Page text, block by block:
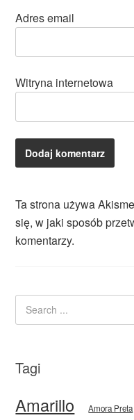
Adres email
Witryna internetowa
Ta strona używa
się, w jaki sposób
komentarzy.
Tagi
Amarillo Amora Preta